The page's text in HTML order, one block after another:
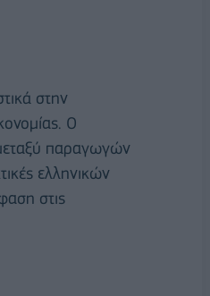
στην
Ο
μεταξύ παραγωγών
ελληνικών
στις